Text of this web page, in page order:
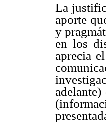
La
aporte
y
en los
aprecia